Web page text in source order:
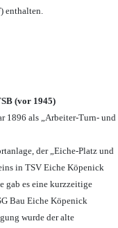
enthalten.
(vor 1945)
1896 als „Arbeiter-Turn- und
der „Eiche-Platz und
in TSV Eiche Köpenick
gab es eine kurzzeitige
Bau Eiche Köpenick
wurde der alte